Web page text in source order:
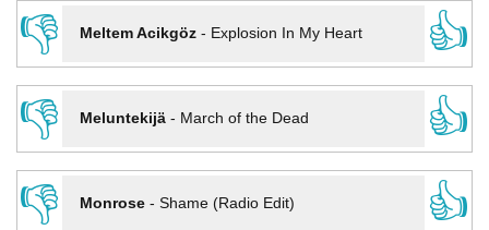
👎
Meltem Acikgöz- Explosion In My Heart
👍
👎
Meluntekijä- March of the Dead
👍
👎
Monrose- Shame (Radio Edit)
👍